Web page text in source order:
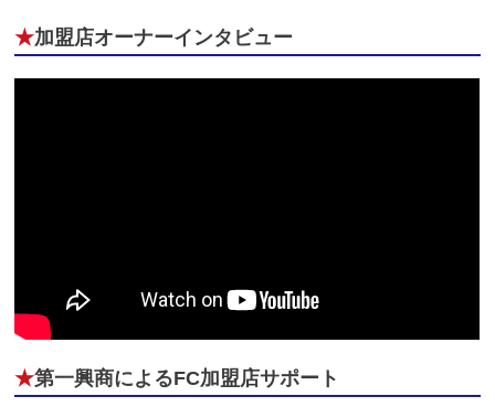
★加盟店オーナーインタビュー
★第一興商によるFC加盟店サポート